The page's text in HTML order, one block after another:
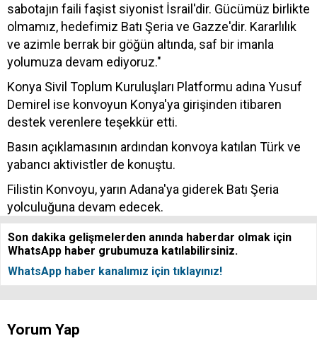
sabotajın faili faşist siyonist İsrail'dir. Gücümüz birlikte
olmamız, hedefimiz Batı Şeria ve Gazze'dir. Kararlılık
ve azimle berrak bir göğün altında, saf bir imanla
yolumuza devam ediyoruz."
Konya Sivil Toplum Kuruluşları Platformu adına Yusuf
Demirel ise konvoyun Konya'ya girişinden itibaren
destek verenlere teşekkür etti.
Basın açıklamasının ardından konvoya katılan Türk ve
yabancı aktivistler de konuştu.
Filistin Konvoyu, yarın Adana'ya giderek Batı Şeria
yolculuğuna devam edecek.
Son dakika gelişmelerden anında haberdar olmak için
WhatsApp haber grubumuza katılabilirsiniz.
WhatsApp haber kanalımız için tıklayınız!
Yorum Yap